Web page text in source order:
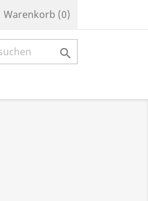
Warenkorb (0)
